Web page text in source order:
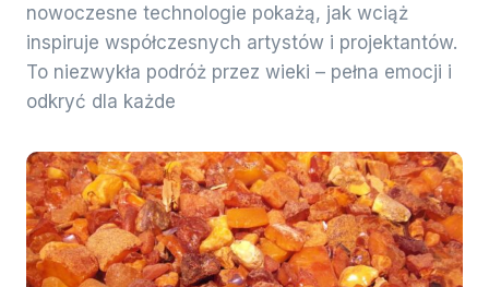
nowoczesne technologie pokażą, jak wciąż
inspiruje współczesnych artystów i projektantów.
To niezwykła podróż przez wieki – pełna emocji i
odkryć dla każde